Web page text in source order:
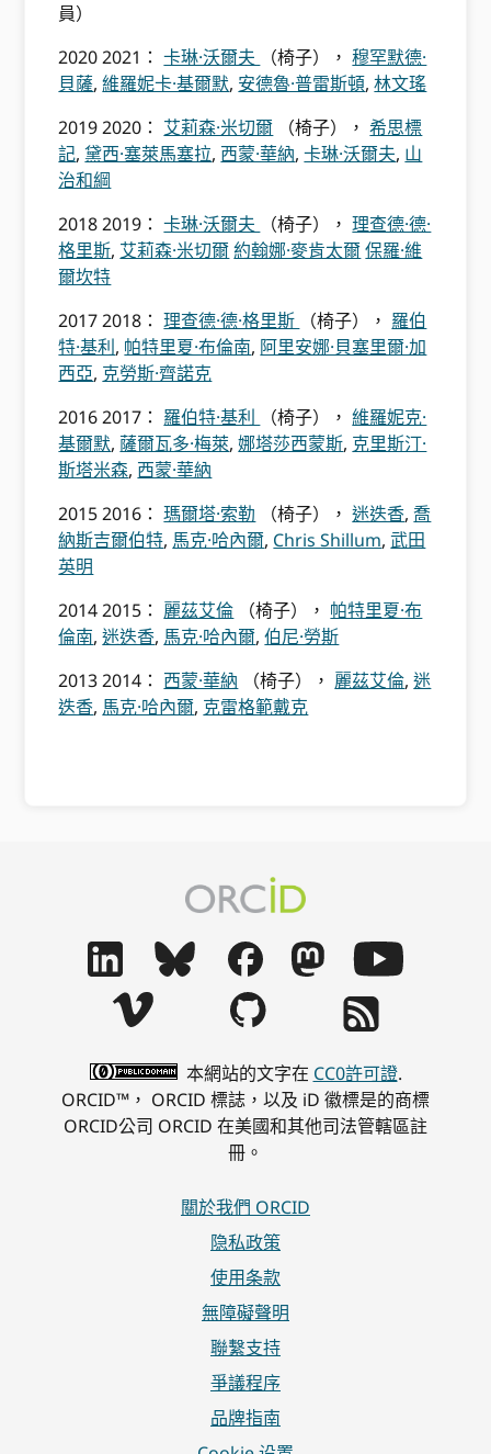
員）
2020 2021：卡琳·沃爾夫 （椅子），穆罕默德·
貝薩,維羅妮卡·基爾默, 安德魯·普雷斯頓,林文瑤
2019 2020： 艾莉森·米切爾 （椅子），希思標
記,黛西·塞萊馬塞拉, 西蒙·華納,卡琳·沃爾夫, 山
治和綱
2018 2019：卡琳·沃爾夫 （椅子），理查德·德·
格里斯, 艾莉森·米切爾約翰娜·麥肯太爾保羅·維
爾坎特
2017 2018：理查德·德·格里斯 （椅子）， 羅伯
特·基利, 帕特里夏·布倫南, 阿里安娜·貝塞里爾·加
西亞, 克勞斯·齊諾克
2016 2017： 羅伯特·基利 （椅子），維羅妮克·
基爾默, 薩爾瓦多·梅萊,娜塔莎西蒙斯, 克里斯汀·
斯塔米森, 西蒙·華納
2015 2016：瑪爾塔·索勒 （椅子），迷迭香,喬
納斯吉爾伯特, 馬克·哈內爾, Chris Shillum,武田
英明
2014 2015： 麗茲艾倫 （椅子）， 帕特里夏·布
倫南,迷迭香, 馬克·哈內爾,伯尼·勞斯
2013 2014： 西蒙·華納 （椅子）， 麗茲艾倫,迷
迭香, 馬克·哈內爾, 克雷格範戴克
本網站的文字在 CC0許可證.
ORCID™， ORCID 標誌，以及 iD 徽標是的商標
ORCID公司 ORCID 在美國和其他司法管轄區註
冊。
關於我們 ORCID
隐私政策
使用条款
無障礙聲明
聯繫支持
爭議程序
品牌指南